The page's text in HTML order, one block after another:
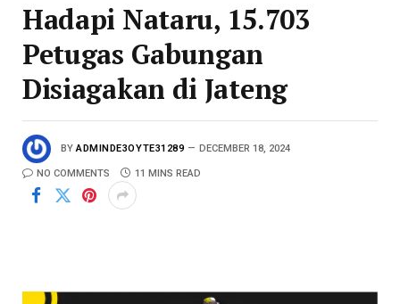
Hadapi Nataru, 15.703
Petugas Gabungan
Disiagakan di Jateng
BY ADMINDE3OYTE31289 DECEMBER 18, 2024
NO COMMENTS 11 MINS READ